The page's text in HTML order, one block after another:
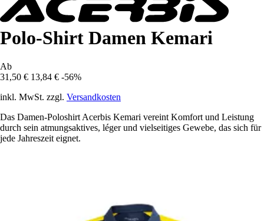
Polo-Shirt Damen Kemari
Ab
31,50 € 13,84 € -56%
inkl. MwSt. zzgl. Versandkosten
Das Damen-Poloshirt Acerbis Kemari vereint Komfort und Leistung
durch sein atmungsaktives, léger und vielseitiges Gewebe, das sich für
jede Jahreszeit eignet.